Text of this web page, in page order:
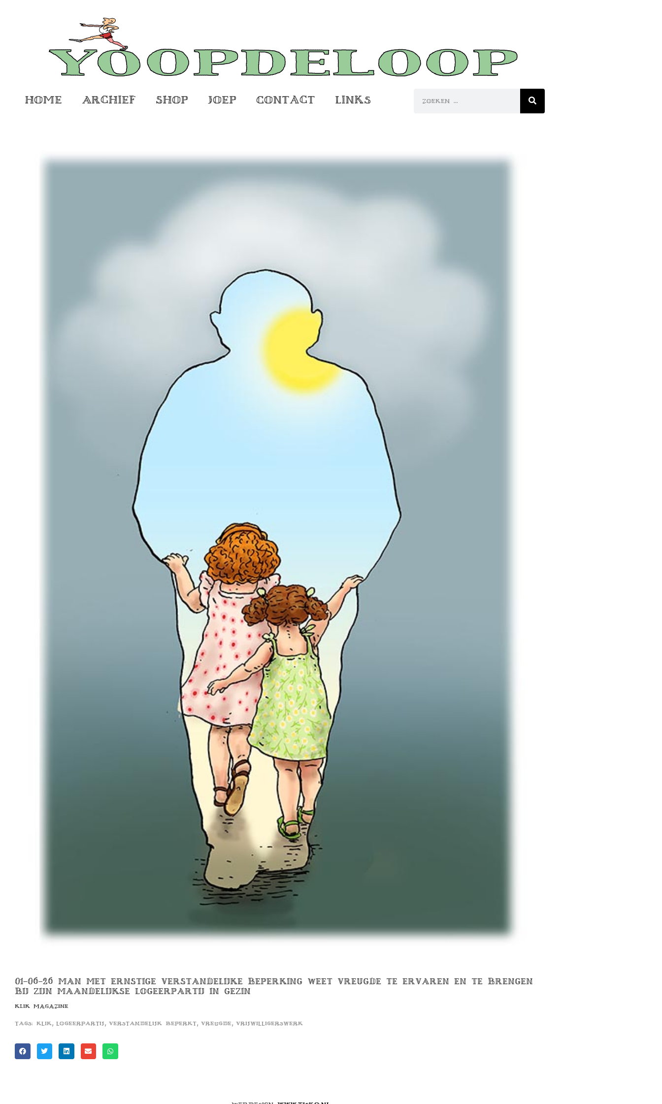
Home Archief Shop Joep Contact Links
01-06-26 MAN MET ERNSTIGE VERSTANDELIJKE BEPERKING WEET VREUGDE TE ERVAREN EN TE BRENGEN
BIJ ZIJN MAANDELIJKSE LOGEERPARTIJ IN GEZIN
KLIK MAGAZINE
Tags: klik, logeerpartij, verstandelijk beperkt, vreugde, vrijwilligerswerk